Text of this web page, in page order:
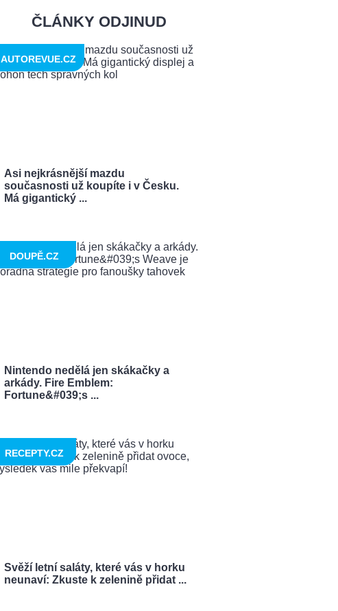
ČLÁNKY ODJINUD
Asi nejkrásnější mazdu
současnosti už koupíte i v Česku.
Má gigantický ...
AUTOREVUE.CZ
Nintendo nedělá jen skákačky a
arkády. Fire Emblem:
Fortune&#039;s ...
DOUPĚ.CZ
Svěží letní saláty, které vás v horku
neunaví: Zkuste k zelenině přidat ...
RECEPTY.CZ